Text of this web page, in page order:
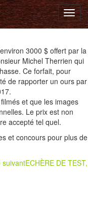
3000 $ offert par la
Michel Therrien qui
Ce forfait, pour
de rapporter un ours par
et que les images
Le prix est non
accepté tel quel.
et concours pour plus de
suivantECHÈRE DE TEST,